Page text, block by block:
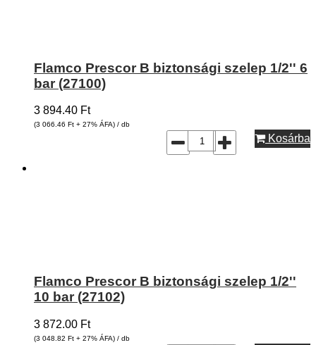
Flamco Prescor B biztonsági szelep 1/2'' 6
bar (27100)
3 894.40 Ft
(3 066.46 Ft + 27% ÁFA) / db
Kosárba
Flamco Prescor B biztonsági szelep 1/2''
10 bar (27102)
3 872.00 Ft
(3 048.82 Ft + 27% ÁFA) / db